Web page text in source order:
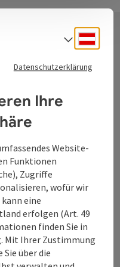
Tourismus
Datenschutzerklärung
Ihre
Website-
Funktionen
Zugriffe
wofür wir
eine
erfolgen (Art. 49
finden Sie in
. Mit Ihrer Zustimmung
Sie über die